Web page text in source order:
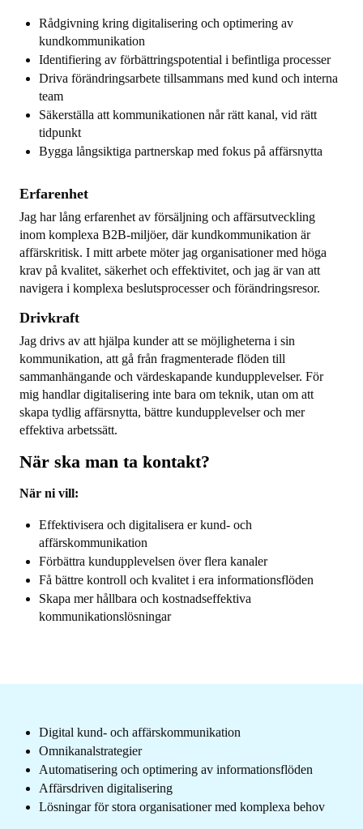
Rådgivning kring digitalisering och optimering av
kundkommunikation
Identifiering av förbättringspotential i befintliga processer
Driva förändringsarbete tillsammans med kund och interna
team
Säkerställa att kommunikationen når rätt kanal, vid rätt
tidpunkt
Bygga långsiktiga partnerskap med fokus på affärsnytta
Erfarenhet
Jag har lång erfarenhet av försäljning och affärsutveckling
inom komplexa B2B-miljöer, där kundkommunikation är
affärskritisk. I mitt arbete möter jag organisationer med höga
krav på kvalitet, säkerhet och effektivitet, och jag är van att
navigera i komplexa beslutsprocesser och förändringsresor.
Drivkraft
Jag drivs av att hjälpa kunder att se möjligheterna i sin
kommunikation, att gå från fragmenterade flöden till
sammanhängande och värdeskapande kundupplevelser. För
mig handlar digitalisering inte bara om teknik, utan om att
skapa tydlig affärsnytta, bättre kundupplevelser och mer
effektiva arbetssätt.
När ska man ta kontakt?
När ni vill:
Effektivisera och digitalisera er kund- och
affärskommunikation
Förbättra kundupplevelsen över flera kanaler
Få bättre kontroll och kvalitet i era informationsflöden
Skapa mer hållbara och kostnadseffektiva
kommunikationslösningar
Digital kund- och affärskommunikation
Omnikanalstrategier
Automatisering och optimering av informationsflöden
Affärsdriven digitalisering
Lösningar för stora organisationer med komplexa behov